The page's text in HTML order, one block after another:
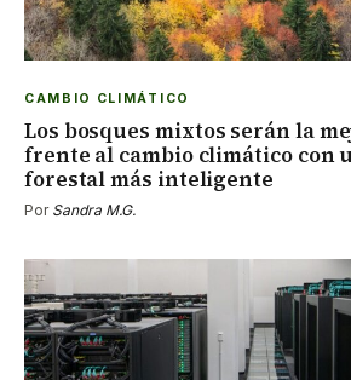
CAMBIO CLIMÁTICO
Los bosques mixtos serán la
frente al cambio climático con
forestal más inteligente
Por Sandra M.G.